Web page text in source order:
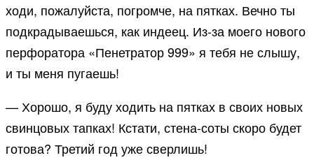
ходи, пожалуйста, погромче, на пятках. Вечно ты
подкрадываешься, как индеец. Из-за моего нового
перфоратора «Пенетратор 999» я тебя не слышу,
и ты меня пугаешь!
— Хорошо, я буду ходить на пятках в своих новых
свинцовых тапках! Кстати, стена-соты скоро будет
готова? Третий год уже сверлишь!